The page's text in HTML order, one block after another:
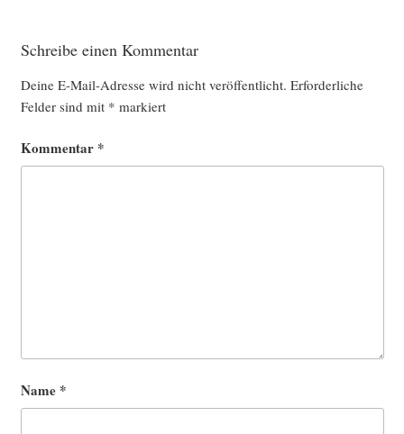
Schreibe einen Kommentar
Deine E-Mail-Adresse wird nicht veröffentlicht. Erforderliche
Felder sind mit * markiert
Kommentar *
Name *